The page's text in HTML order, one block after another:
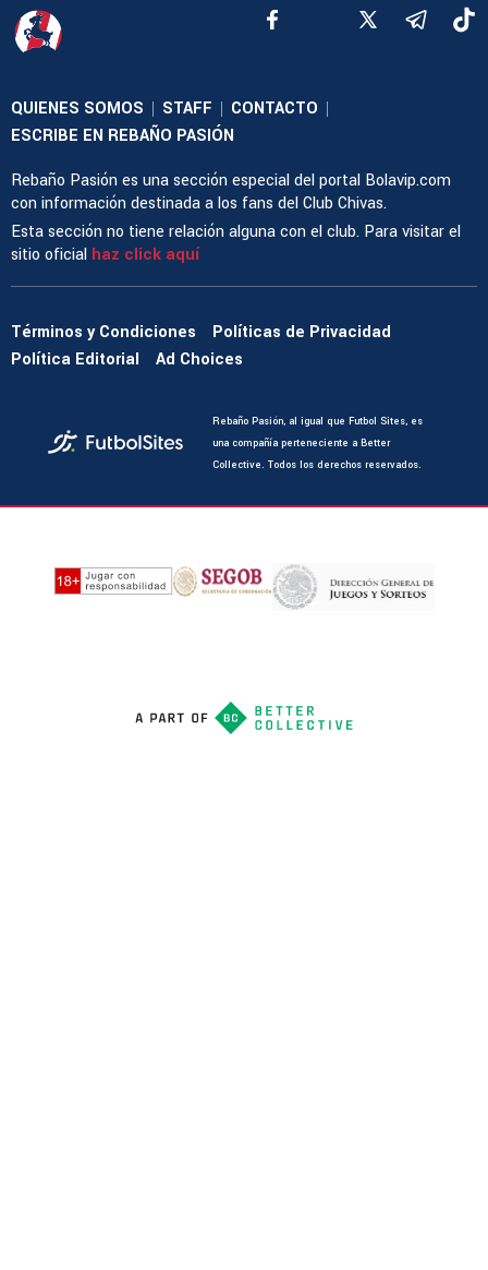
QUIENES SOMOS | STAFF | CONTACTO |
ESCRIBE EN REBAÑO PASIÓN
Rebaño Pasión es una sección especial del portal Bolavip.com
con información destinada a los fans del Club Chivas.
Esta sección no tiene relación alguna con el club. Para visitar el
sitio oficial haz click aquí
Términos y Condiciones
Políticas de Privacidad
Política Editorial
Ad Choices
Rebaño Pasión, al igual que Futbol Sites, es
una compañía perteneciente a Better
Collective. Todos los derechos reservados.